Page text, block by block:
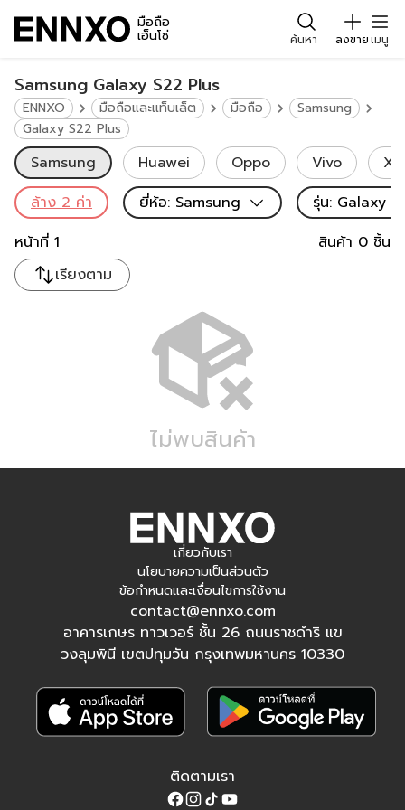
มือถือ
เอ็นโซ่ ค้นหา ลงขายเมนู
Samsung Galaxy S22 Plus
ENNXO มือถือและแท็บเล็ต มือถือ
Samsung
Galaxy S22 Plus
ไม่พบสินค้า
Samsung Huawei Oppo Vivo
หน้าที่ 1 สินค้า 0 ชิ้น
เรียงตาม
ล้าง2ค่า ยี่ห้อ: Samsung รุ่น: Galaxy
เกี่ยวกับเรา
นโยบายความเป็นส่วนตัว
ข้อกำหนดและเงื่อนไขการใช้งาน
contact@ennxo.com
อาคารเกษร ทาวเวอร์ ชั้น 26 ถนนราชดำริ แข
วงลุมพินี เขตปทุมวัน กรุงเทพมหานคร 10330
ติดตามเรา
Facebook
Instagram
TiktokYouTube